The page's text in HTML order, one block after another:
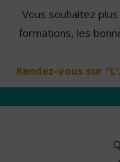
Vous souhaitez
formations, les
Rendez-vous sur